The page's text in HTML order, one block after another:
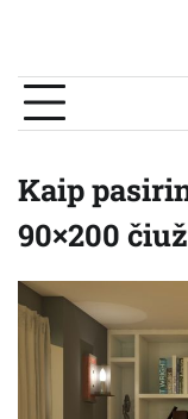
Kaip
90×200